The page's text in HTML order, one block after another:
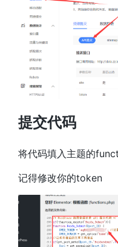
提交代码
将代码填入主题的
记得修改你的token